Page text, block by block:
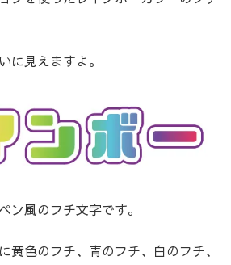
に見えますよ。
ン風のフチ文字です。
黄色のフチ、青のフチ、白のフチ、